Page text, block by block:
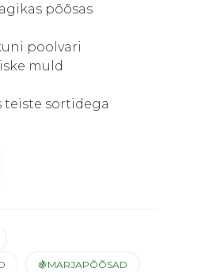
põõsas
poolvari
muld
teiste sortidega
🍇MARJAPÕÕSAD